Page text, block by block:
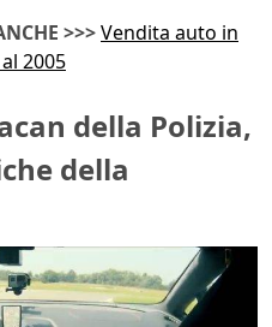
>>>Vendita auto in
2005
della Polizia,
della